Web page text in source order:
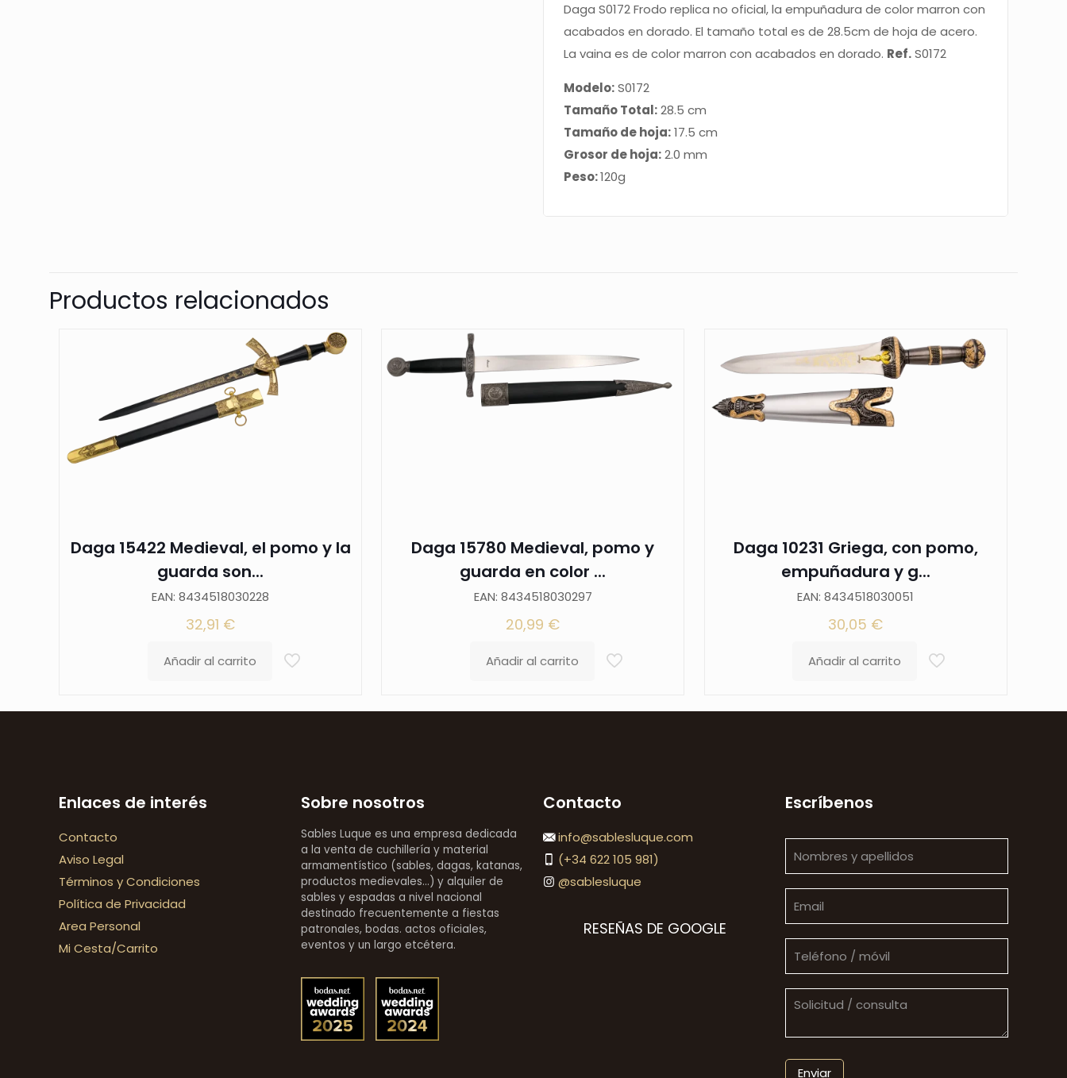
Señor
anillos
cantidad
Daga S0172 Frodo replica no oficial, la empuñadura de color marron con
acabados en dorado. El tamaño total es de 28.5cm de hoja de acero.
La vaina es de color marron con acabados en dorado. Ref.S0172
Modelo:S0172
Tamaño Total:28.5 cm
Tamaño de hoja:17.5 cm
Grosor de hoja:2.0 mm
Peso:120g
Productos relacionados
Daga 15422 Medieval, el pomo y la
guarda son...
EAN: 8434518030228
32,91 €
Añadir al carrito
Daga 15780 Medieval, pomo y
guarda en color ...
EAN: 8434518030297
20,99 €
Añadir al carrito
Daga 10231 Griega, con pomo,
empuñadura y g...
EAN: 8434518030051
30,05 €
Añadir al carrito
Enlaces de interés
Contacto
Aviso Legal
Términos y Condiciones
Política de Privacidad
Area Personal
Mi Cesta/Carrito
Sobre nosotros
Sables Luque es una empresa dedicada
a la venta de cuchillería y material
armamentístico (sables, dagas, katanas,
productos medievales...) y alquiler de
sables y espadas a nivel nacional
destinado frecuentemente a fiestas
patronales, bodas. actos oficiales,
eventos y un largo etcétera.
Contacto
info@sablesluque.com
(+34 622 105 981)
@sablesluque
RESEÑAS DE GOOGLE
Escríbenos